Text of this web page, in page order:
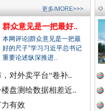
群众意见是一把最好..
本网评论|群众意见是一把最
好的尺子"学习习近平总书记
重要论述纵深推进..
对外卖平台“卷补..
盘测绘数据相差近..
有效
更多/MORE>>>